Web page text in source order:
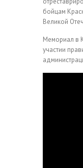
бойцам
Великой
Мемориал в
участии